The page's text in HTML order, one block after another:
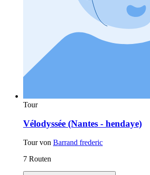
Tour
Vélodyssée (Nantes - hendaye)
Tour von Barrand frederic
7 Routen